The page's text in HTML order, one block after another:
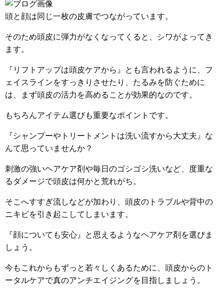
頭と顔は同じ一枚の皮膚でつながっています。
そのため頭皮に弾力がなくなってくると、シワがよってき
ます。
『リフトアップは頭皮ケアから』とも言われるように、フ
ェイスラインをすっきりさせたり、たるみを防ぐために
は、まず頭皮の活力を高めることが効果的なのです。
もちろんアイテム選びも重要なポイントです。
『シャンプーやトリートメントは洗い流すから大丈夫』な
んて思っていませんか？
刺激の強いヘアケア剤や毎日のゴシゴシ洗いなど、度重な
るダメージで頭皮は何かと荒れがち。
そこへすすぎ流しなどが加わり、頭皮のトラブルや背中の
ニキビを引き起こしてしまいます。
『顔についても安心』と思えるようなヘアケア剤を選びま
しょう。
今もこれからもずっと若々しくあるために、頭皮からのト
ータルケアで真のアンチエイジングを目指しましょう。